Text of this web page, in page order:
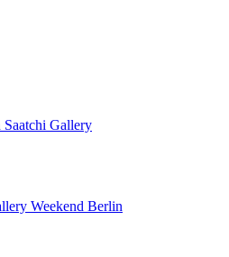
Gallery
Weekend Berlin